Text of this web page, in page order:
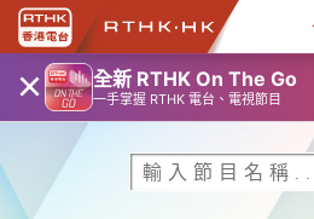
× 全新 RTHK On The Go
一手掌握 RTHK 電台、電視節目